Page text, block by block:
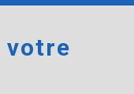
votre